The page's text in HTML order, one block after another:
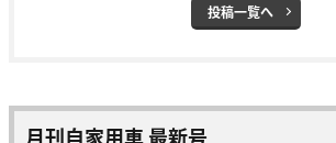
投稿一覧へ
月刊自家用車 最新号